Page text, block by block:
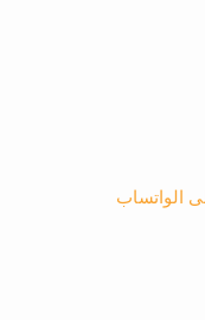
الواتساب